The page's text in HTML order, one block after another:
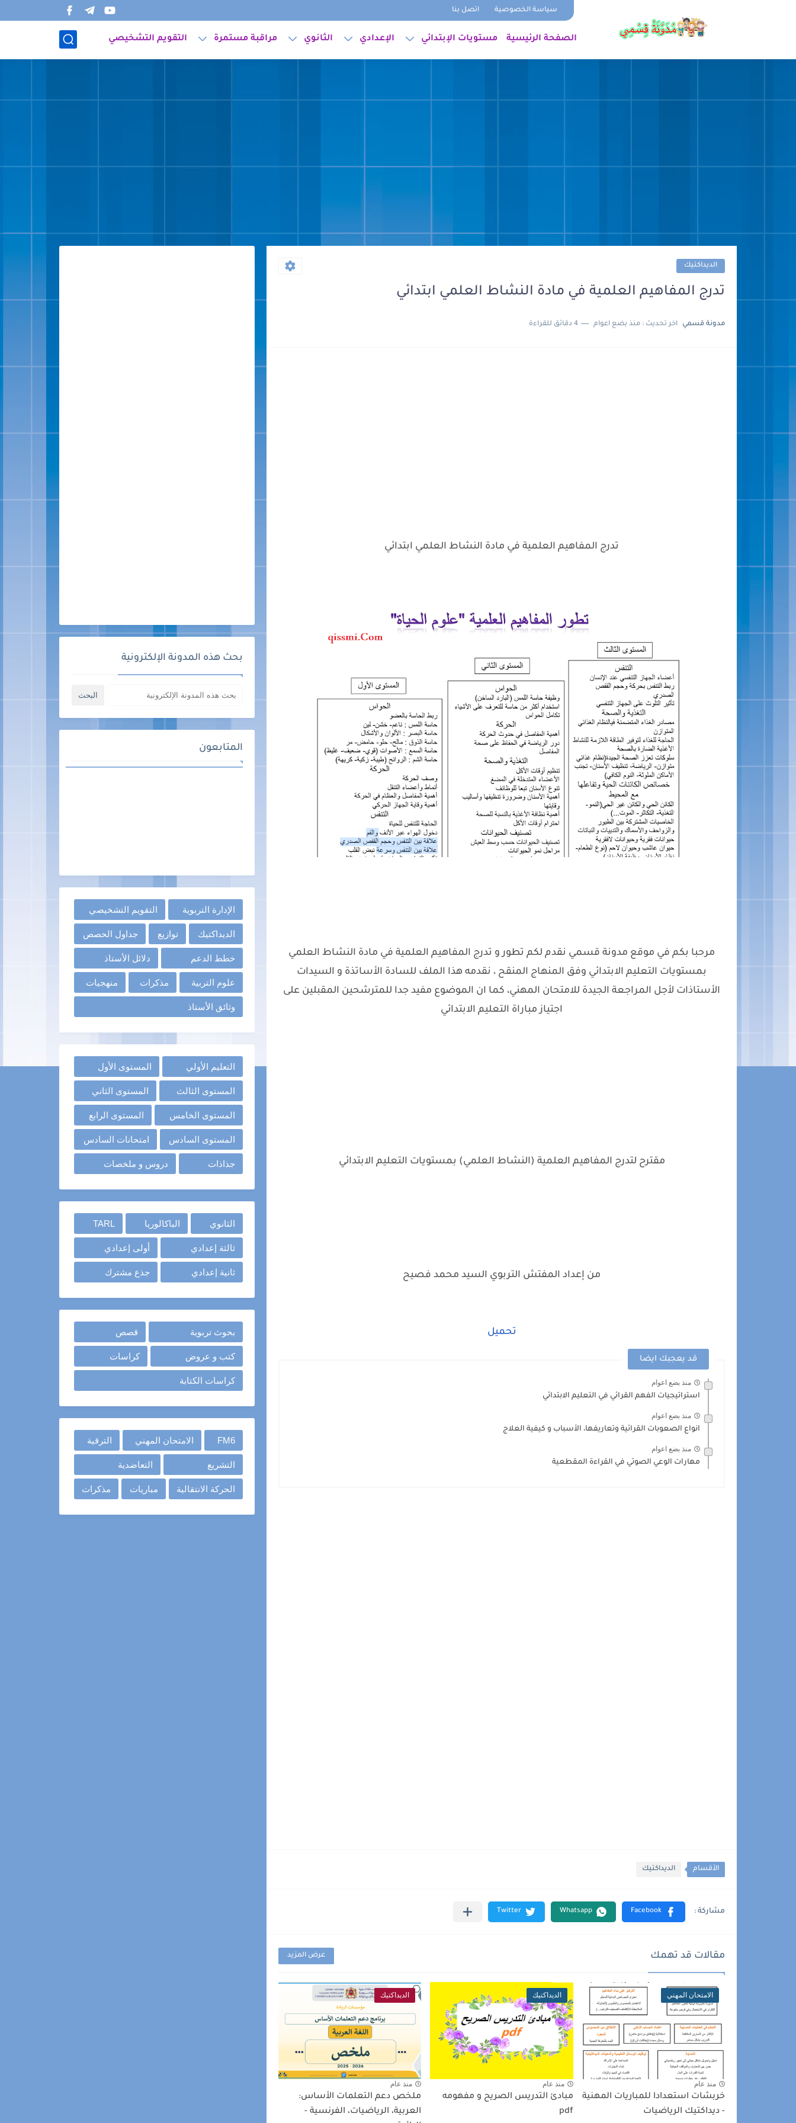
سياسة الخصوصية اتصل بنا
الصفحة الرئيسية مستويات الإبتدائي الإعدادي الثانوي مراقبة مستمرة التقويم التشخيصي
الديداكتيك
تدرج المفاهيم العلمية في مادة النشاط العلمي ابتدائي
مدونة قسمي اخر تحديث : منذ بضع اعوام 4 دقائق للقراءة
تدرج المفاهيم العلمية في مادة النشاط العلمي ابتدائي
مرحبا بكم في موقع مدونة قسمي نقدم لكم تطور و تدرج المفاهيم العلمية في مادة النشاط العلمي
بمستويات التعليم الابتدائي وفق المنهاج المنقح ، نقدمه هذا الملف للسادة الأساتذة و السيدات
الأستاذات لأجل المراجعة الجيدة للامتحان المهني، كما ان الموضوع مفيد جدا للمترشحين المقبلين على
اجتياز مباراة التعليم الابتدائي
مقترح لتدرج المفاهيم العلمية (النشاط العلمي) بمستويات التعليم الابتدائي
من إعداد المفتش التربوي السيد محمد فصيح
تحميل
قد يعجبك ايضا
منذ بضع اعوام
استراتيجيات الفهم القرائي في التعليم الابتدائي
منذ بضع اعوام
انواع الصعوبات القرائية وتعاريفها، الأسباب و كيفية العلاج
منذ بضع اعوام
مهارات الوعي الصوتي في القراءة المقطعية
الأقسام الديداكتيك
مقالات قد تهمك عرض المزيد
الامتحان المهني
منذ عام
خربشات استعدادا للمباريات المهنية
- ديداكتيك الرياضيات
الديداكتيك
منذ عام
مبادئ التدريس الصريح و مفهومه
pdf
الديداكتيك
منذ عام
ملخص دعم التعلمات الأساس:
العربية، الرياضيات، الفرنسية -
بحث هذه المدونة الإلكترونية
المتابعون
الإدارة التربوية التقويم التشخيصي
الديداكتيك توازيع جداول الحصص
خطط الدعم دلائل الأستاذ
علوم التربية مذكرات منهجيات
وثائق الأستاذ
التعليم الأولي المستوى الأول
المستوى الثالث المستوى الثاني
المستوى الخامس المستوى الرابع
المستوى السادس امتحانات السادس
جذاذات دروس و ملخصات
الثانوي الباكالوريا TARL
ثالثة إعدادي أولى إعدادي
ثانية إعدادي جذع مشترك
بحوث تربوية قصص
كتب و عروض كراسات
كراسات الكتابة
FM6 الامتحان المهني الترقية
التشريع التعاضدية
الحركة الانتقالية مباريات مذكرات